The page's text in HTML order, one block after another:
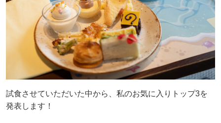
試食させていただいた中から、私のお気に入りトップ3を
発表します！